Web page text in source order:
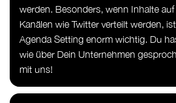
werden. Besonders, wenn Inhalte
Kanälen wie Twitter verteilt werden,
Agenda Setting enorm wichtig. Du
wie über Dein Unternehmen
mit uns!